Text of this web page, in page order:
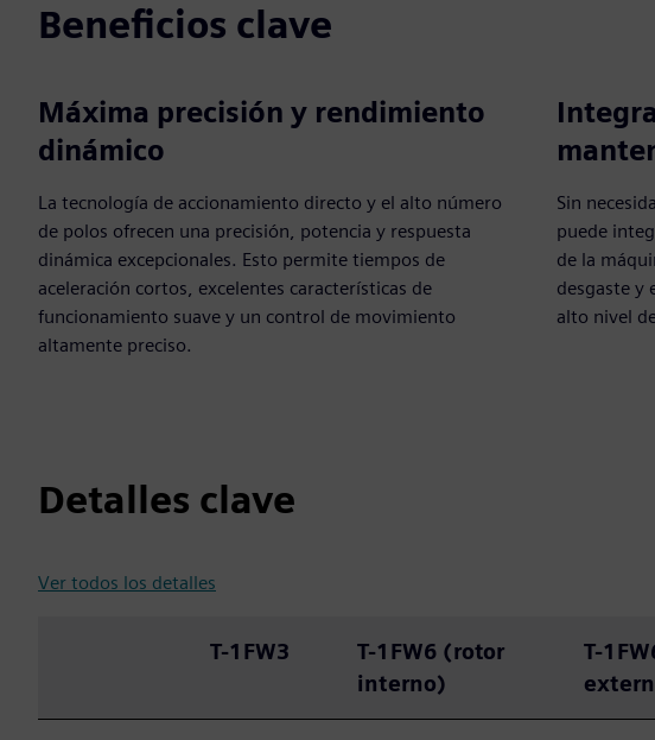
Beneficios clave
Máxima precisión y rendimiento
dinámico
La tecnología de accionamiento directo y el alto número
de polos ofrecen una precisión, potencia y respuesta
dinámica excepcionales. Esto permite tiempos de
aceleración cortos, excelentes características de
funcionamiento suave y un control de movimiento
altamente preciso.
Sin
puede
de la
desgaste y
alto nivel
Detalles clave
Ver todos los detalles
T-1FW3
T-1FW6 (rotor
interno)
T-